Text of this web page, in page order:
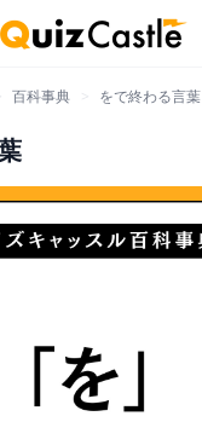
百科事典 をで終わる言葉